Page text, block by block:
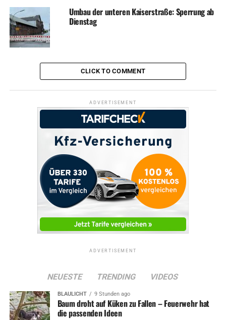
Umbau der unteren Kaiserstraße: Sperrung ab
Dienstag
CLICK TO COMMENT
ADVERTISEMENT
ADVERTISEMENT
NEUESTE TRENDING VIDEOS
BLAULICHT 9 Stunden ago
Baum droht auf Küken zu Fallen – Feuerwehr hat
die passenden Ideen